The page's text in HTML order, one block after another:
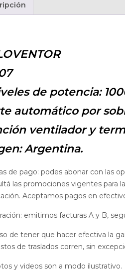
de potencia:
automático por
ventilador y
Argentina.
de pago: podes abonar con las
las promociones vigentes para
Aceptamos pagos en
emitimos facturas A y B,
de tener que hacer efectiva la
de traslados corren, sin
y videos son a modo ilustrativo.